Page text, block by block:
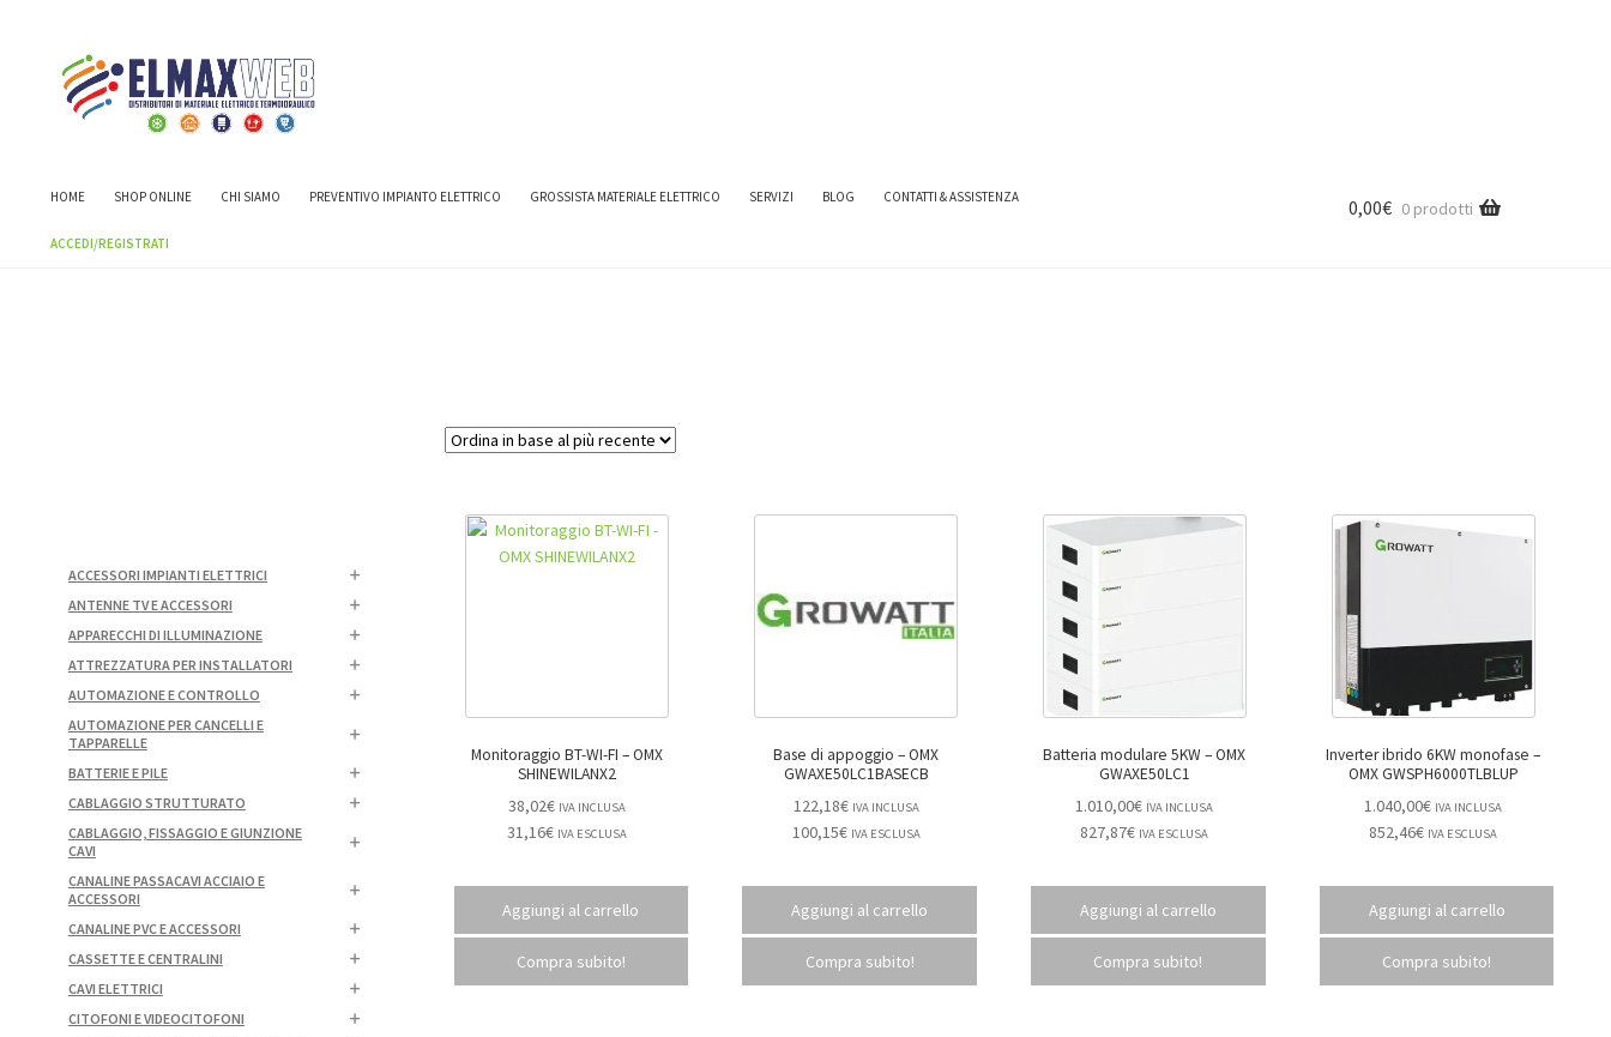
HOME SHOP ONLINE CHI SIAMO PREVENTIVO IMPIANTO ELETTRICO GROSSISTA MATERIALE ELETTRICO SERVIZI BLOG CONTATTI & ASSISTENZA
ACCEDI/REGISTRATI
0,00€ 0 prodotti
Home Brand OMNISUN SRL
Monitoraggio BT-WI-FI – OMX
SHINEWILANX2
38,02€ IVA INCLUSA
31,16€ IVA ESCLUSA
Aggiungi al carrello
Compra subito!
Base di appoggio – OMX
GWAXE50LC1BASECB
122,18€ IVA INCLUSA
100,15€ IVA ESCLUSA
Aggiungi al carrello
Compra subito!
Batteria modulare 5KW – OMX
GWAXE50LC1
1.010,00€ IVA INCLUSA
827,87€ IVA ESCLUSA
Aggiungi al carrello
Compra subito!
Inverter ibrido 6KW monofase –
OMX GWSPH6000TLBLUP
1.040,00€ IVA INCLUSA
852,46€ IVA ESCLUSA
Aggiungi al carrello
Compra subito!
ACCESSORI IMPIANTI ELETTRICI
ANTENNE TV E ACCESSORI
APPARECCHI DI ILLUMINAZIONE
ATTREZZATURA PER INSTALLATORI
AUTOMAZIONE E CONTROLLO
AUTOMAZIONE PER CANCELLI E
TAPPARELLE
BATTERIE E PILE
CABLAGGIO STRUTTURATO
CABLAGGIO, FISSAGGIO E GIUNZIONE
CAVI
CANALINE PASSACAVI ACCIAIO E
ACCESSORI
CANALINE PVC E ACCESSORI
CASSETTE E CENTRALINI
CAVI ELETTRICI
CITOFONI E VIDEOCITOFONI